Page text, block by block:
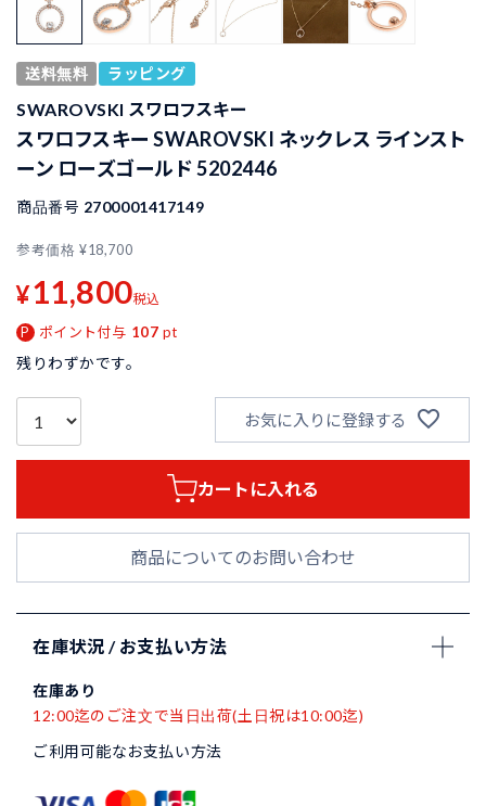
送料無料 ラッピング
SWAROVSKI スワロフスキー
スワロフスキー SWAROVSKI ネックレス ラインスト
ーン ローズゴールド 5202446
商品番号 2700001417149
参考価格 ¥18,700
¥11,800税込
ポイント付与 107 pt
残りわずかです。
お気に入りに登録する
カートに入れる
商品についてのお問い合わせ
在庫状況 / お支払い方法
在庫あり
12:00迄のご注文で当日出荷(土日祝は10:00迄)
ご利用可能なお支払い方法